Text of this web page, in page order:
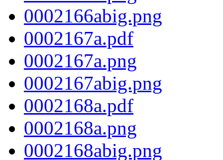
0002166abig.png
0002167a.pdf
0002167a.png
0002167abig.png
0002168a.pdf
0002168a.png
0002168abig.png